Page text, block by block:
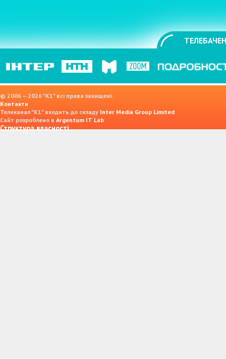
© 2006 — 2026 "K1" всі права захищені.
Контакти
Телеканал "К1" входить до складу Inter Media Group Limited
Сайт розроблено в Argentum IT Lab
Структура власності